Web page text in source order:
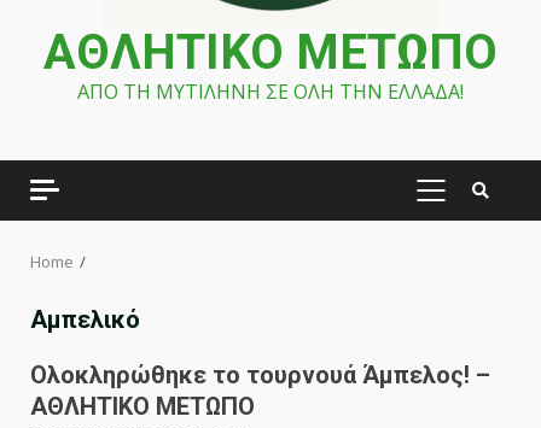
ΑΘΛΗΤΙΚΟ ΜΕΤΩΠΟ
ΑΠΟ ΤΗ ΜΥΤΙΛΗΝΗ ΣΕ ΟΛΗ ΤΗΝ ΕΛΛΑΔΑ!
PRIMARY
Home
Αμπελικό
Ολοκληρώθηκε το τουρνουά Άμπελος! –
ΑΘΛΗΤΙΚΟ ΜΕΤΩΠΟ